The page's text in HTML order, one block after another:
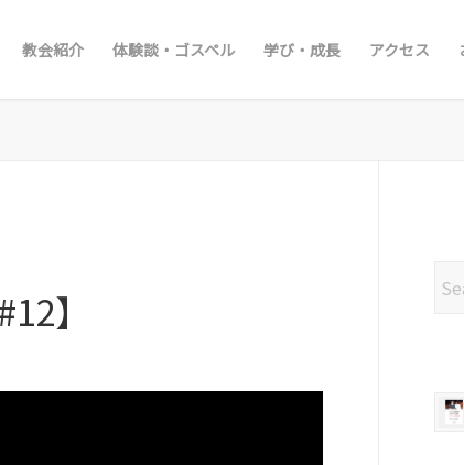
教会紹介 体験談・ゴスペル 学び・成長 アクセス
】